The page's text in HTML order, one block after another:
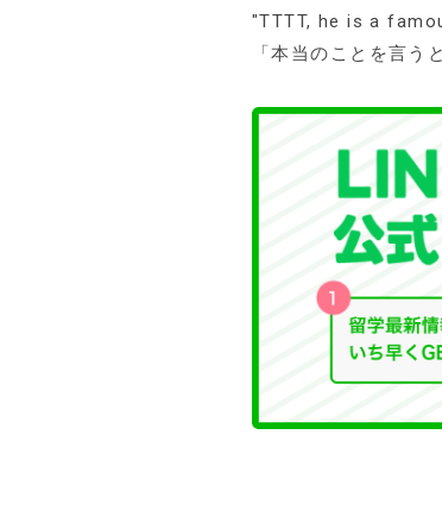
"TTTT, he is a
「本当のことを言う